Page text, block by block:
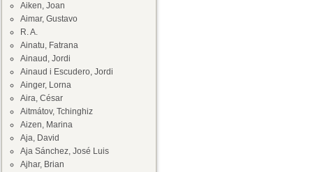
Aiken, Joan
Aimar, Gustavo
R. A.
Ainatu, Fatrana
Ainaud, Jordi
Ainaud i Escudero, Jordi
Ainger, Lorna
Aira, César
Aitmátov, Tchinghiz
Aizen, Marina
Aja, David
Aja Sánchez, José Luis
Ajhar, Brian